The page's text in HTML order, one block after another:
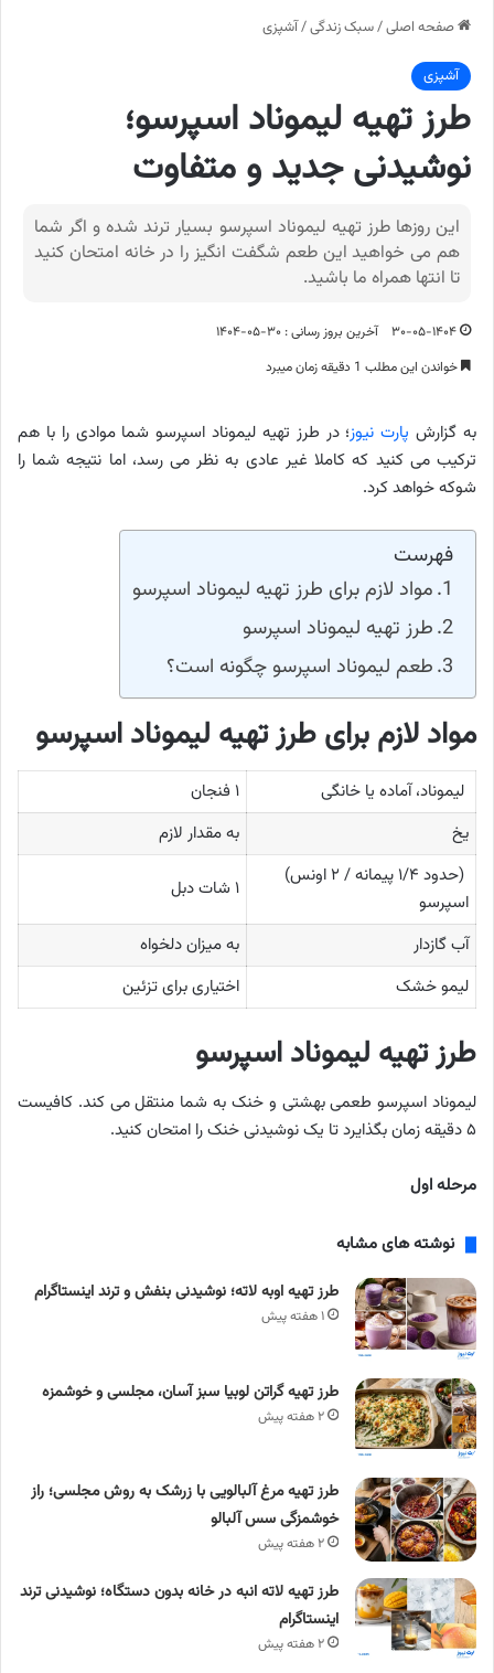
صفحه اصلی/سبک زندگی/آشپزی
آشپزی
طرز تهیه لیموناد اسپرسو؛
نوشیدنی جدید و متفاوت
این روزها طرز تهیه لیموناد اسپرسو بسیار ترند شده و اگر شما
هم می خواهید این طعم شگفت انگیز را در خانه امتحان کنید
تا انتها همراه ما باشید.
۳۰-۰۵-۱۴۰۴
آخرین بروز رسانی : ۳۰-۰۵-۱۴۰۴
خواندن این مطلب 1 دقیقه زمان میبرد
به گزارش پارت نیوز؛ در طرز تهیه لیموناد اسپرسو شما موادی را با هم
ترکیب می کنید که کاملا غیر عادی به نظر می رسد، اما نتیجه شما را
شوکه خواهد کرد.
فهرست
مواد لازم برای طرز تهیه لیموناد اسپرسو
طرز تهیه لیموناد اسپرسو
طعم لیموناد اسپرسو چگونه است؟
مواد لازم برای طرز تهیه لیموناد اسپرسو
لیموناد، آماده یا خانگی
۱ فنجان
یخ
به مقدار لازم
(حدود ۱/۴ پیمانه / ۲ اونس)
اسپرسو
۱ شات دبل
آب گازدار
به میزان دلخواه
لیمو خشک
اختیاری برای تزئین
طرز تهیه لیموناد اسپرسو
لیموناد اسپرسو طعمی بهشتی و خنک به شما منتقل می کند. کافیست
۵ دقیقه زمان بگذایرد تا یک نوشیدنی خنک را امتحان کنید.
مرحله اول
نوشته های مشابه
طرز تهیه اوبه لاته؛ نوشیدنی بنفش و ترند اینستاگرام
۱ هفته پیش
طرز تهیه گراتن لوبیا سبز آسان، مجلسی و خوشمزه
۲ هفته پیش
طرز تهیه مرغ آلبالویی با زرشک به روش مجلسی؛ راز
خوشمزگی سس آلبالو
۲ هفته پیش
طرز تهیه لاته انبه در خانه بدون دستگاه؛ نوشیدنی ترند
اینستاگرام
۲ هفته پیش